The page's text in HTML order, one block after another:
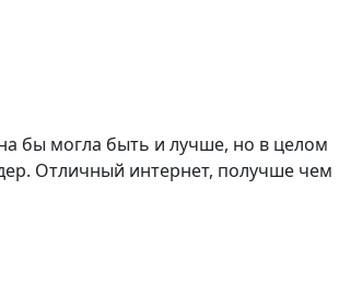
бы могла быть и лучше, но в целом
Отличный интернет, получше чем